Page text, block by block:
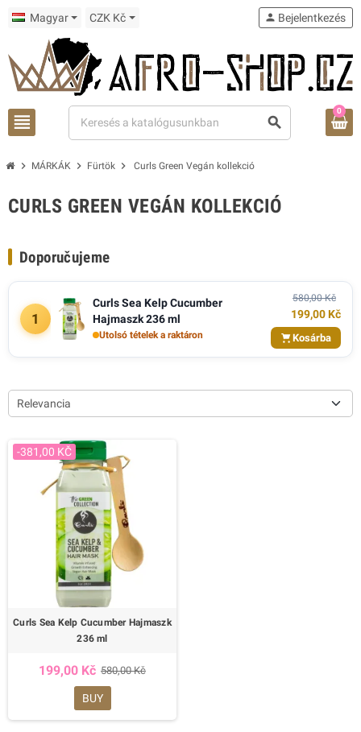
Magyar CZK Kč
view_headline search
person Bejelentkezés
0
chevron_right MÁRKÁK chevron_right Fürtök chevron_right Curls Green Vegán kollekció
CURLS GREEN VEGÁN KOLLEKCIÓ
Doporučujeme
1
Curls Sea Kelp Cucumber
Hajmaszk 236 ml
Utolsó tételek a raktáron
580,00 Kč
199,00 Kč
Kosárba
Relevancia
-381,00 KČ
Curls Sea Kelp Cucumber Hajmaszk
236 ml
199,00 Kč 580,00 Kč
BUY